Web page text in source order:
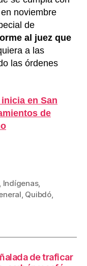
noviembre
de
al juez que
a las
las órdenes
en San
de
, Indígenas,
, Quibdó,
de traficar